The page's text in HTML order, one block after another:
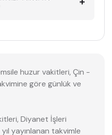
huzur vakitleri, Çin -
göre günlük ve
Diyanet İşleri
yayınlanan takvimle